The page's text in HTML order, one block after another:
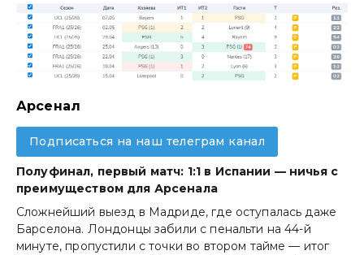
Арсенал
Подписаться на наш телеграм канал
Полуфинал, первый матч: 1:1 в Испании — ничья с
преимуществом для Арсенала
Сложнейший выезд в Мадриде, где оступалась даже
Барселона. Лондонцы забили с пенальти на 44-й
минуте, пропустили с точки во втором тайме — итог